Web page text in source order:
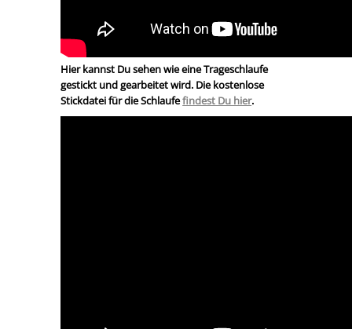
Hier kannst Du sehen wie eine Trageschlaufe
gestickt und gearbeitet wird. Die kostenlose
Stickdatei für die Schlaufefindest Du hier.